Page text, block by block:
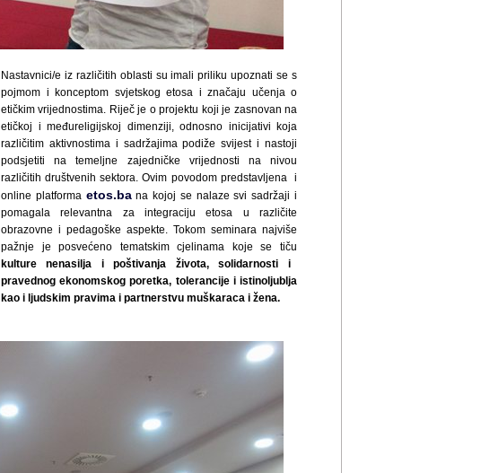
Nastavnici/e iz različitih oblasti su imali priliku upoznati se s
pojmom i konceptom svjetskog etosa i značaju učenja o
etičkim vrijednostima. Riječ je o projektu koji je zasnovan na
etičkoj i međureligijskoj dimenziji, odnosno inicijativi koja
različitim aktivnostima i sadržajima podiže svijest i nastoji
podsjetiti na temeljne zajedničke vrijednosti na nivou
različitih društvenih sektora. Ovim povodom predstavljena i
online platforma etos.bana kojoj se nalaze svi sadržaji i
pomagala relevantna za integraciju etosa u različite
obrazovne i pedagoške aspekte. Tokom seminara najviše
pažnje je posvećeno tematskim cjelinama koje se tiču
kulture nenasilja i poštivanja života, solidarnosti i
pravednog ekonomskog poretka, tolerancije i istinoljublja
kao i ljudskim pravima i partnerstvu muškaraca i žena.